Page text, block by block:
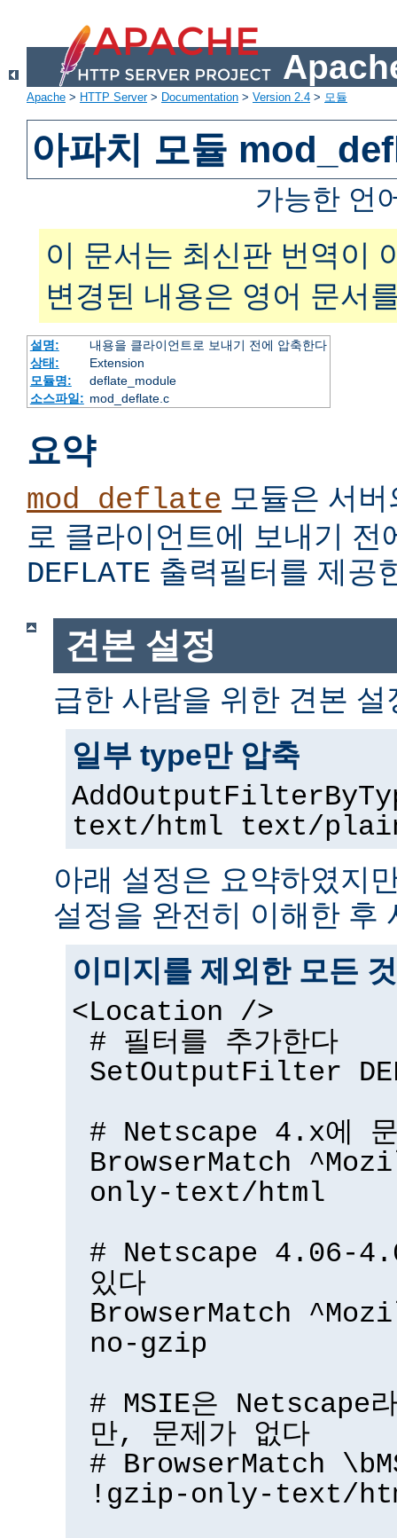
Apache > HTTP Server> Documentation > Version 2.4 > 모듈
아파치 모듈
가능한 언
이 문서는 최신판 번역이
변경된 내용은 영어 문서
설명:
내용을 클라이언트로 보내기 전에 압축한다
상태:
Extension
모듈명:
deflate_module
소스파일: mod_deflate.c
요약
mod_deflate 모듈은 서
로 클라이언트에 보내기 전
DEFLATE 출력필터를 제공
견본 설정
급한 사람을 위한 견본 설
일부 type만 압축
text/html text/
아래 설정은 요약하였지
설정을 완전히 이해한 후
이미지를 제외한 모든
<Location />
# 필터를 추가한다
SetOutputFilter
# Netscape 4.x에
BrowserMatch
only-text/html
# Netscape 4.06-
있다
BrowserMatch
no-gzip
# MSIE은 Netscape
만, 문제가 없다
# BrowserMatch
!gzip-only-text/